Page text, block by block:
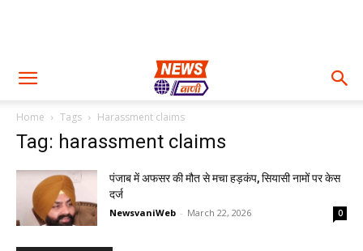
Home Tags Harassment claims
Tag: harassment claims
पंजाब में अफसर की मौत से मचा हड़कंप, सियासी नामों पर केस
दर्ज
NewsvaniWeb - March 22, 2026 0